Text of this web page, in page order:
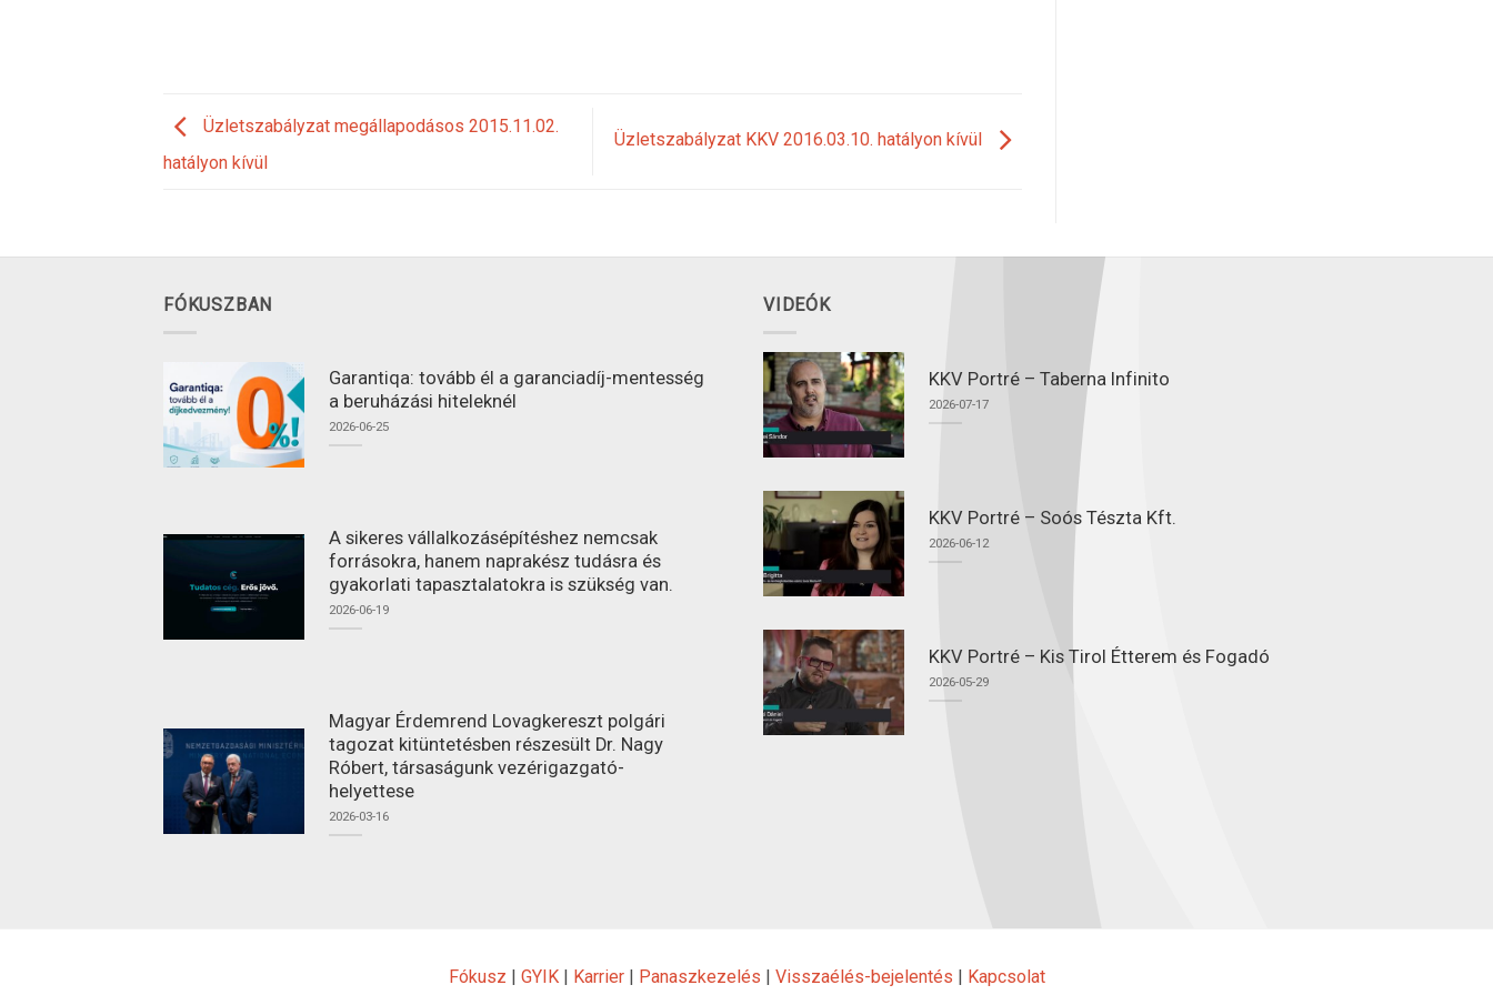
Üzletszabályzat megállapodásos 2015.11.02.
hatályon kívül
Üzletszabályzat KKV 2016.03.10. hatályon kívül
FÓKUSZBAN
Garantiqa: tovább él a garanciadíj-mentesség
a beruházási hiteleknél
2026-06-25
A sikeres vállalkozásépítéshez nemcsak
forrásokra, hanem naprakész tudásra és
gyakorlati tapasztalatokra is szükség van.
2026-06-19
Magyar Érdemrend Lovagkereszt polgári
tagozat kitüntetésben részesült Dr. Nagy
Róbert, társaságunk vezérigazgató-
helyettese
2026-03-16
VIDEÓK
KKV Portré – Taberna Infinito
2026-07-17
KKV Portré – Soós Tészta Kft.
2026-06-12
KKV Portré – Kis Tirol Étterem és Fogadó
2026-05-29
Fókusz | GYIK| Karrier| Panaszkezelés | Visszaélés-bejelentés | Kapcsolat